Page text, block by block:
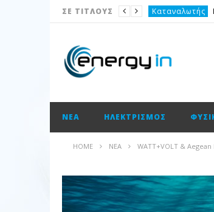
ΣΕ ΤΙΤΛΟΥΣ Καταναλωτής
Ισολογισμοί
Ισολογισμοί
ΝΈΑ ΗΛΕΚΤΡΙΣΜΌΣ
HOME ΝΈΑ WATT+VOLT &